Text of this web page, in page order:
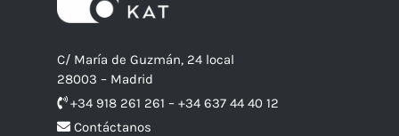
C/ María de Guzmán, 24 local
28003 – Madrid
+34 918 261 261 – +34 637 44 40 12
Contáctanos